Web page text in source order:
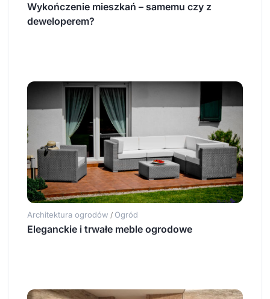
Wykończenie mieszkań – samemu czy z
deweloperem?
Architektura ogrodów / Ogród
Eleganckie i trwałe meble ogrodowe